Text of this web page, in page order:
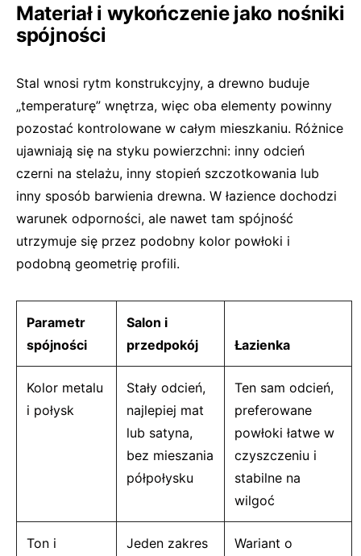
Materiał i wykończenie jako nośniki
spójności
Stal wnosi rytm konstrukcyjny, a drewno buduje
„temperaturę” wnętrza, więc oba elementy powinny
pozostać kontrolowane w całym mieszkaniu. Różnice
ujawniają się na styku powierzchni: inny odcień
czerni na stelażu, inny stopień szczotkowania lub
inny sposób barwienia drewna. W łazience dochodzi
warunek odporności, ale nawet tam spójność
utrzymuje się przez podobny kolor powłoki i
podobną geometrię profili.
Parametr
spójności
Salon i
przedpokój
Łazienka
Kolor metalu
i połysk
Stały odcień,
najlepiej mat
lub satyna,
bez mieszania
półpołysku
Ten sam odcień,
preferowane
powłoki łatwe w
czyszczeniu i
stabilne na
wilgoć
Ton i
Jeden zakres
Wariant o